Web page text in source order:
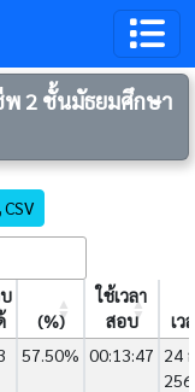
พ 2 ชั้นมัธยมศึกษา
CSV
(%)
ใช้เวลา
สอบ
เว
57.50% 00:13:47 24